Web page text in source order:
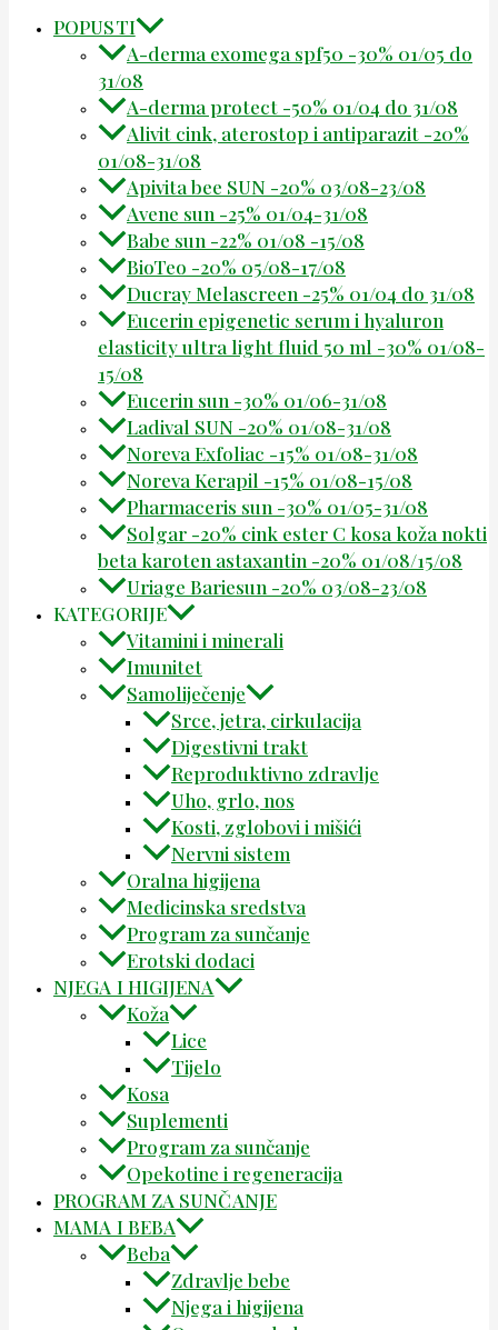
POPUSTI
A-derma exomega spf50 -30% 01/05 do
31/08
A-derma protect -50% 01/04 do 31/08
Alivit cink, aterostop i antiparazit -20%
01/08-31/08
Apivita bee SUN -20% 03/08-23/08
Avene sun -25% 01/04-31/08
Babe sun -22% 01/08 -15/08
BioTeo -20% 05/08-17/08
Ducray Melascreen -25% 01/04 do 31/08
Eucerin epigenetic serum i hyaluron
elasticity ultra light fluid 50 ml -30% 01/08-
15/08
Eucerin sun -30% 01/06-31/08
Ladival SUN -20% 01/08-31/08
Noreva Exfoliac -15% 01/08-31/08
Noreva Kerapil -15% 01/08-15/08
Pharmaceris sun -30% 01/05-31/08
Solgar -20% cink ester C kosa koža nokti
beta karoten astaxantin -20% 01/08/15/08
Uriage Bariesun -20% 03/08-23/08
KATEGORIJE
Vitamini i minerali
Imunitet
Samoliječenje
Srce, jetra, cirkulacija
Digestivni trakt
Reproduktivno zdravlje
Uho, grlo, nos
Kosti, zglobovi i mišići
Nervni sistem
Oralna higijena
Medicinska sredstva
Program za sunčanje
Erotski dodaci
NJEGA I HIGIJENA
Koža
Lice
Tijelo
Kosa
Suplementi
Program za sunčanje
Opekotine i regeneracija
PROGRAM ZA SUNČANJE
MAMA I BEBA
Beba
Zdravlje bebe
Njega i higijena